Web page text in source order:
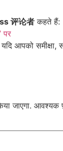
评论者 कहते हैं:
पर
आपको समीक्षा,
जाएगा. आवश्यक